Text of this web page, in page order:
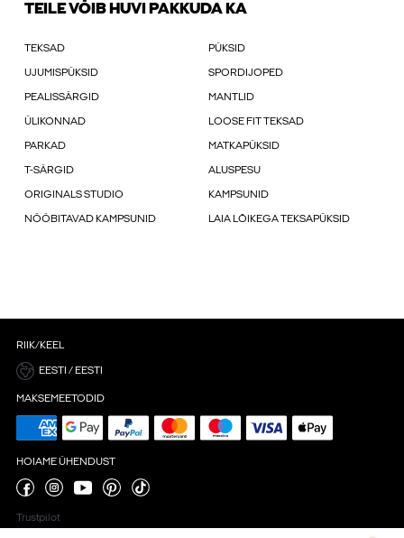
TEILE VÕIB HUVI PAKKUDA KA
TEKSAD PÜKSID
UJUMISPÜKSID SPORDIJOPED
PEALISSÄRGID MANTLID
ÜLIKONNAD LOOSE FIT TEKSAD
PARKAD MATKAPÜKSID
T-SÄRGID ALUSPESU
ORIGINALS STUDIO KAMPSUNID
NÖÖBITAVAD KAMPSUNID LAIA LÕIKEGA TEKSAPÜKSID
RIIK/KEEL
EESTI / EESTI
MAKSEMEETODID
HOIAME ÜHENDUST
Trustpilot